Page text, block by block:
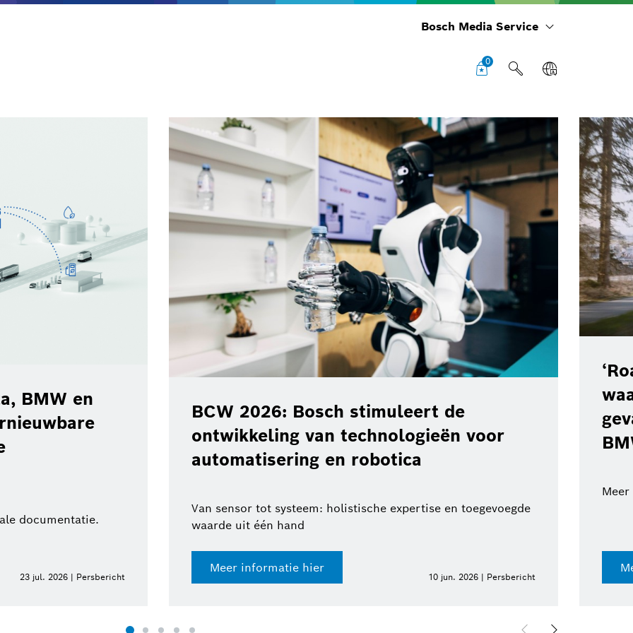
Bosch Media Service
0
de
voor
10 jun. 2026 | Persbericht
‘Road Hazard Service’: een
gevaren op de weg in voertuigen van de
BMW Group
Meer informatie hier
3 jun. 2026 | Persbericht